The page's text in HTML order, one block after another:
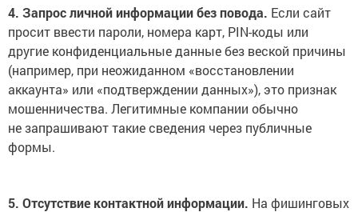
4. Запрос личной информации без повода. Если сайт
просит ввести пароли, номера карт, PIN-коды или
другие конфиденциальные данные без веской причины
(например, при неожиданном «восстановлении
аккаунта» или «подтверждении данных»), это признак
мошенничества. Легитимные компании обычно
не запрашивают такие сведения через публичные
формы.
5. Отсутствие контактной информации. На фишинговых